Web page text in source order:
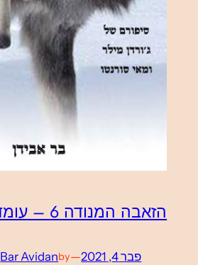
הזאבה המנודה 6 – עומד מולם
פבר 4, 2021 —
by
Bar Avidan